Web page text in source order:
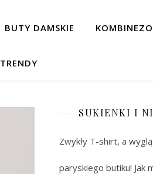
BUTY DAMSKIE
TRENDY
SUKIENKI I
Zwykły T-shirt, a
paryskiego butiku! Jak